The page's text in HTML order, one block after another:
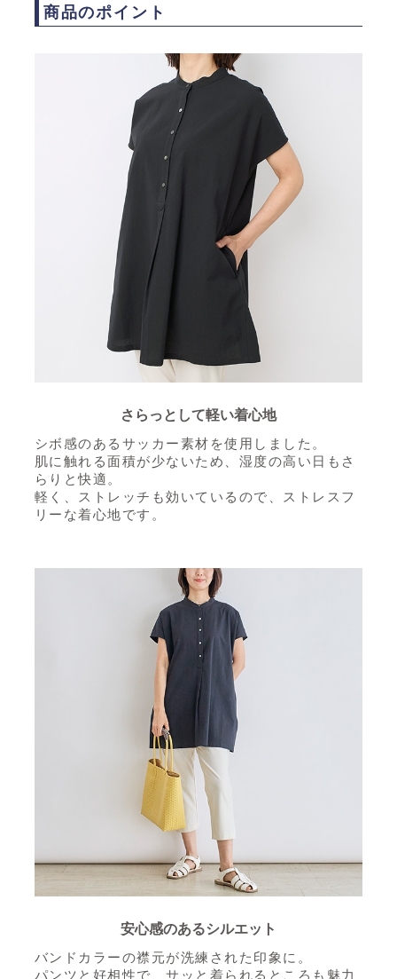
商品のポイント
さらっとして軽い着心地
シボ感のあるサッカー素材を使用しました。
肌に触れる面積が少ないため、湿度の高い日もさ
らりと快適。
軽く、ストレッチも効いているので、ストレスフ
リーな着心地です。
安心感のあるシルエット
バンドカラーの襟元が洗練された印象に。
パンツと好相性で、サッと着られるところも魅力